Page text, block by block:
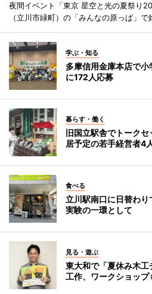
夜間イベント「東京 星空と光の夏祭り
（立川市緑町）の「みんなの原っぱ」で
学ぶ・知る
多摩信用金庫本店で
に172人応募
暮らす・働く
旧国立駅舎でトーク
居予定の若手経営者4
食べる
立川駅南口に日替わ
実験の一環として
見る・遊ぶ
東大和で「夏休み木
工作、ワークショップ